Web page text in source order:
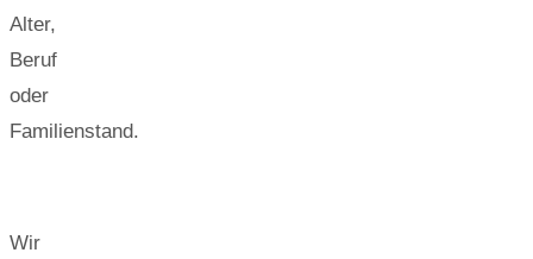
Alter,
Beruf
oder
Familienstand.
Wir